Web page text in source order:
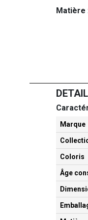
Matière
Marque
Coloris
Âge